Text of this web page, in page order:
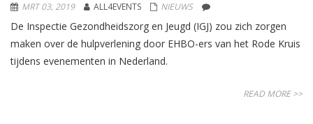
MRT 03, 2019 ALL4EVENTS NIEUWS
De Inspectie Gezondheidszorg en Jeugd (IGJ) zou zich zorgen
maken over de hulpverlening door EHBO-ers van het Rode Kruis
tijdens evenementen in Nederland.
READ MORE >>